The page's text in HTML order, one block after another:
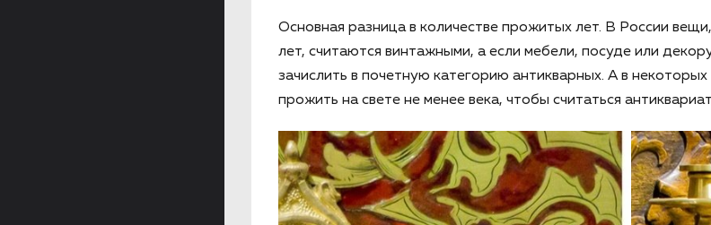
Основная разница в количестве прожитых лет. В России
лет, считаются винтажными, а если мебели, посуде или
зачислить в почетную категорию антикварных. А в
прожить на свете не менее века, чтобы считаться